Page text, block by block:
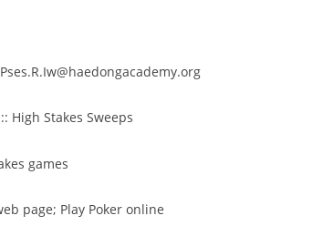
High Stakes Sweeps
games
page; Play Poker online